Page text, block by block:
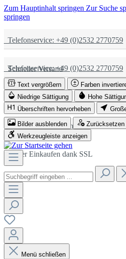
Zum Hauptinhalt springen Zur Suche
springen
Telefonservice: +49 (0)2532 2770759
Schneller Versand
Partnerschaftlich
Sicher Einkaufen dank SSL
Telefonservice: +49 (0)2532 2770759
Schneller Versand
Partnerschaftlich
Sicher Einkaufen dank SSL
Text vergrößern Farben
Niedrige Sättigung
Hohe
Überschriften hervorheben
Bilder ausblenden
Zurücksetzen
Werkzeugleiste anzeigen
Menü schließen